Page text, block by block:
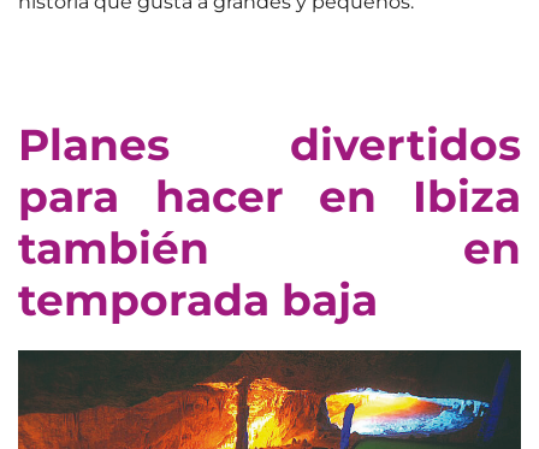
Planes divertidos
para hacer en Ibiza
también en
temporada baja